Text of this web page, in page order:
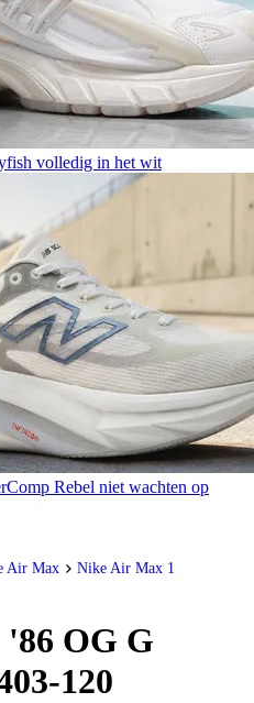
volledig in het wit
Rebel niet wachten op
Air Max Nike Air Max 1
OG G
120